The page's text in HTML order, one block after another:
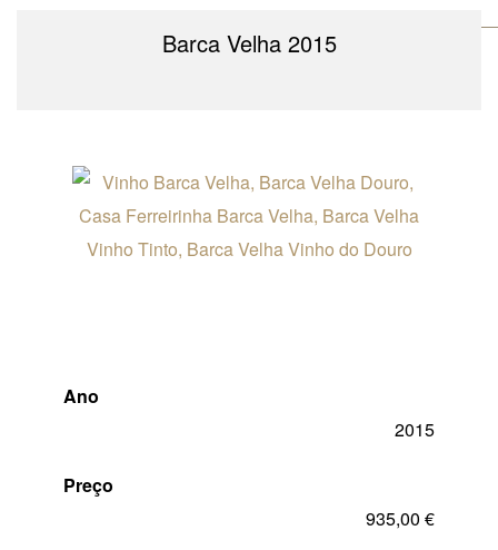
Barca Velha 2015
Ano
2015
Preço
935,00€